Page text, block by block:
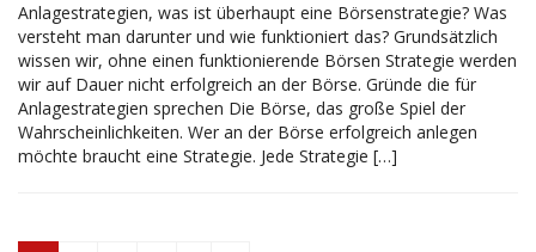
Anlagestrategien, was ist überhaupt eine Börsenstrategie? Was
versteht man darunter und wie funktioniert das? Grundsätzlich
wissen wir, ohne einen funktionierende Börsen Strategie werden
wir auf Dauer nicht erfolgreich an der Börse. Gründe die für
Anlagestrategien sprechen Die Börse, das große Spiel der
Wahrscheinlichkeiten. Wer an der Börse erfolgreich anlegen
möchte braucht eine Strategie. Jede Strategie […]